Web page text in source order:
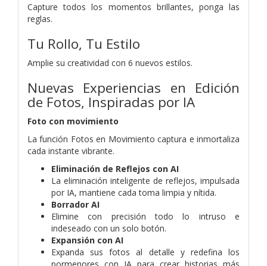
Capture todos los momentos brillantes, ponga las
reglas.
Tu Rollo, Tu Estilo
Amplie su creatividad con 6 nuevos estilos.
Nuevas Experiencias en Edición
de Fotos, Inspiradas por IA
Foto con movimiento
La función Fotos en Movimiento captura e inmortaliza
cada instante vibrante.
Eliminación de Reflejos con AI
La eliminación inteligente de reflejos, impulsada
por IA, mantiene cada toma limpia y nítida.
Borrador AI
Elimine con precisión todo lo intruso e
indeseado con un solo botón.
Expansión con AI
Expanda sus fotos al detalle y redefina los
pormenores con IA para crear historias más